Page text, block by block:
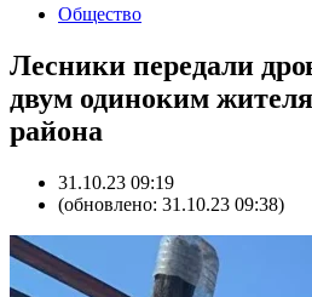
Общество
Лесники передали
двум одиноким
района
31.10.23 09:19
(обновлено: 31.10.23 09:38)